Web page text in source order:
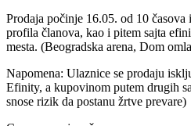
Prodaja počinje 16.05. od 10
profila članova, kao i pitem sajta
mesta. (Beogradska arena, Dom
Napomena: Ulaznice se prodaju
Efinity, a kupovinom putem drugih
snose rizik da postanu žrtve prevare)